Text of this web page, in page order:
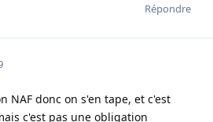
Répondre
NAF donc on s'en tape, et c'est
c'est pas une obligation